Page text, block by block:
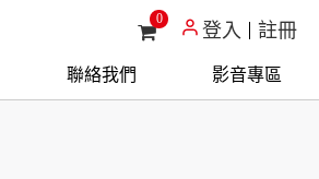
聯絡我們 影音專區
0
登入 註冊